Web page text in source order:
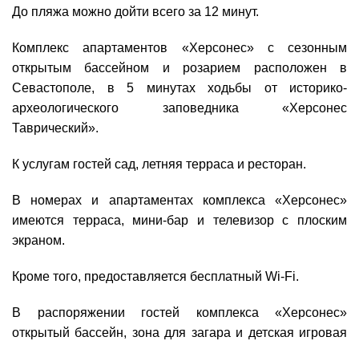
До пляжа можно дойти всего за 12 минут.
Комплекс апартаментов «Херсонес» с сезонным
открытым бассейном и розарием расположен в
Севастополе, в 5 минутах ходьбы от историко-
археологического заповедника «Херсонес
Таврический».
К услугам гостей сад, летняя терраса и ресторан.
В номерах и апартаментах комплекса «Херсонес»
имеются терраса, мини-бар и телевизор с плоским
экраном.
Кроме того, предоставляется бесплатный Wi-Fi.
В распоряжении гостей комплекса «Херсонес»
открытый бассейн, зона для загара и детская игровая